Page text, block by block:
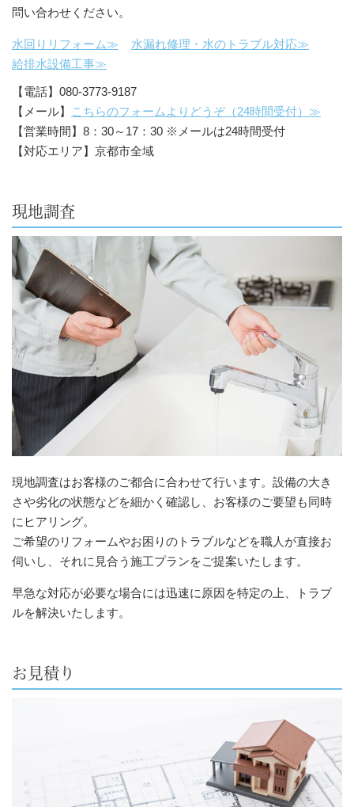
問い合わせください。
水回りリフォーム≫
水漏れ修理・水のトラブル対応≫
給排水設備工事≫
【電話】080-3773-9187
【メール】
こちらのフォームよりどうぞ（24時間受付）≫
【営業時間】8：30～17：30 ※メールは24時間受付
【対応エリア】京都市全域
現地調査
現地調査はお客様のご都合に合わせて行います。設備の大き
さや劣化の状態などを細かく確認し、お客様のご要望も同時
にヒアリング。
ご希望のリフォームやお困りのトラブルなどを職人が直接お
伺いし、それに見合う施工プランをご提案いたします。
早急な対応が必要な場合には迅速に原因を特定の上、トラブ
ルを解決いたします。
お見積り